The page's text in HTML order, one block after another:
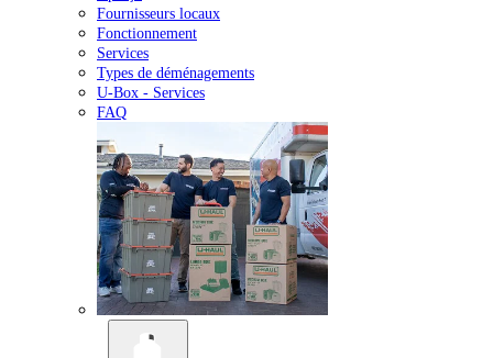
Fournisseurs locaux
Fonctionnement
Services
Types de déménagements
U-Box - Services
FAQ